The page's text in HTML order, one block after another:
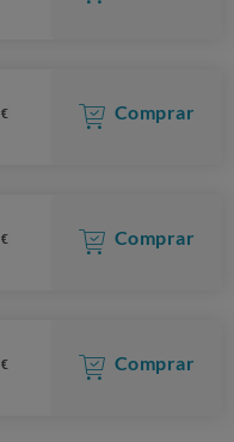
€ Comprar
€ Comprar
€ Comprar